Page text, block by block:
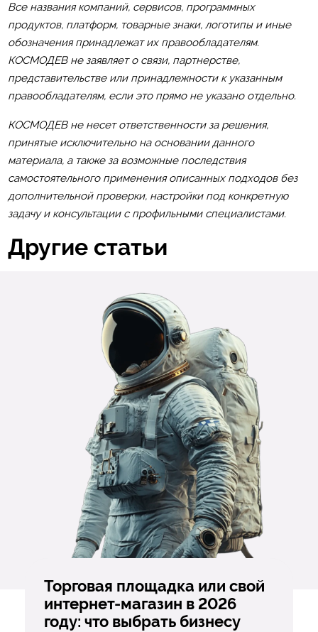
Все названия компаний, сервисов, программных
продуктов, платформ, товарные знаки, логотипы и иные
обозначения принадлежат их правообладателям.
КОСМОДЕВ не заявляет о связи, партнерстве,
представительстве или принадлежности к указанным
правообладателям, если это прямо не указано отдельно.
КОСМОДЕВ не несет ответственности за решения,
принятые исключительно на основании данного
материала, а также за возможные последствия
самостоятельного применения описанных подходов без
дополнительной проверки, настройки под конкретную
задачу и консультации с профильными специалистами.
Другие статьи
Торговая площадка или свой
интернет-магазин в 2026
году: что выбрать бизнесу